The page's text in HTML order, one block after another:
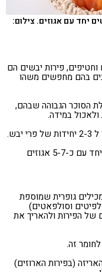
יחד עם אגוזים. צילום:
פירות יבשים הם
בהם מחפשים משהו
הסוכר הגבוהה שבהם,
במידה.
כאמור, מומלץ לאכול ביחד עם כ-5-7 אגוזים
גופרית שמוספת
וסולפאטים)
הפירות ולהאריך את
זה.
(בפירות הארוזים)